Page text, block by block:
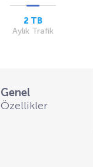
2 TB
Aylık Trafik
Genel
Özellikler